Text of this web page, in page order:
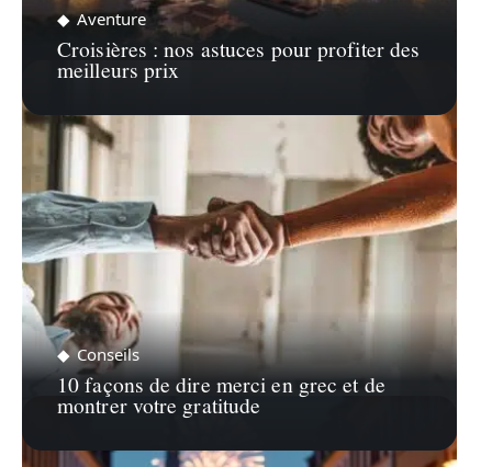
Aventure
Croisières : nos astuces pour profiter des
meilleurs prix
Conseils
10 façons de dire merci en grec et de
montrer votre gratitude